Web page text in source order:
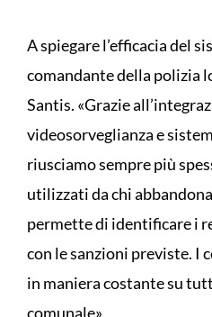
A spiegare l’efficacia del
comandante della polizia
Santis. «Grazie
videosorveglianza e
riusciamo sempre più
utilizzati da chi
permette di identificare i
con le sanzioni previste. I
in maniera costante su
comunale».